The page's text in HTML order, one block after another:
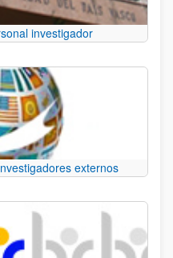
investigador
externos